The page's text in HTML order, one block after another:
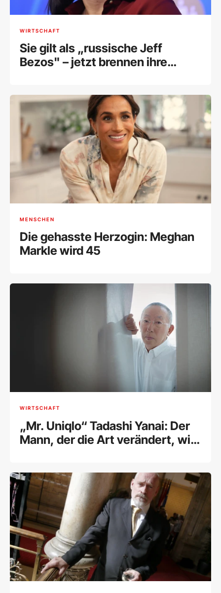
WIRTSCHAFT
Sie gilt als „russische Jeff
Bezos" – jetzt brennen ihre
MENSCHEN
Die gehasste Herzogin: Meghan
Markle wird 45
WIRTSCHAFT
„Mr. Uniqlo“ Tadashi Yanai: Der
Mann, der die Art verändert, wie